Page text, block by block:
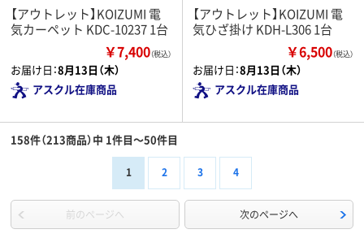
【アウトレット】KOIZUMI 電
気カーペット KDC-10237 1台
￥7,400（税込）
お届け日：8月13日（木）
アスクル在庫商品
【アウトレット】KOIZUMI 電
気ひざ掛け KDH-L306 1台
￥6,500（税込）
お届け日：8月13日（木）
アスクル在庫商品
158件（213商品）中 1件目～50件目
1 2 3 4
前のページへ 次のページへ